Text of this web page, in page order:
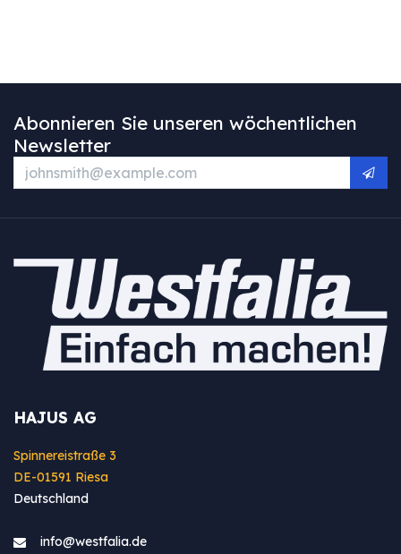
Abonnieren Sie unseren wöchentlichen
Newsletter
HAJUS AG
Spinnereistraße 3
DE-01591 Riesa
Deutschland
info@westfa​lia.de